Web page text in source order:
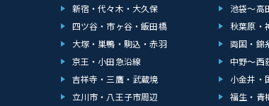
新宿・代々木・大久保
池袋～高
四ツ谷・市ヶ谷・飯田橋
秋葉原・
大塚・巣鴨・駒込・赤羽
両国・錦
京王・小田急沿線
中野～西
吉祥寺・三鷹・武蔵境
小金井・
立川市・八王子市周辺 福生・青